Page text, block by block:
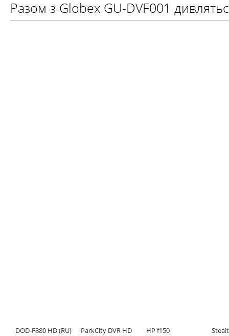
Разом з Globex GU-DVF001
DOD-F880 HD (RU)
ParkCity DVR HD
HP f150